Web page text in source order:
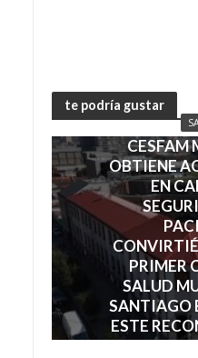
te podría gustar
CESFAM
OBTIENE
EN
PRIMER
SALUD
SANTIAGO
ESTE